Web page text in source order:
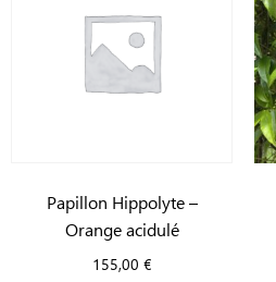
Papillon Hippolyte –
Orange acidulé
155,00 €